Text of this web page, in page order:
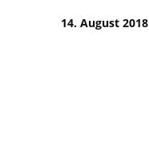
14. August 2018